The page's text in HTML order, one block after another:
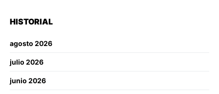
HISTORIAL
agosto 2026
julio 2026
junio 2026